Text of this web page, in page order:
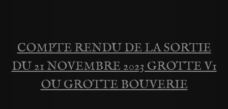
Navigation
de
COMPTE RENDU DE LA SORTIE
DU 21 NOVEMBRE 2023 GROTTE V1
OU GROTTE BOUVERIE